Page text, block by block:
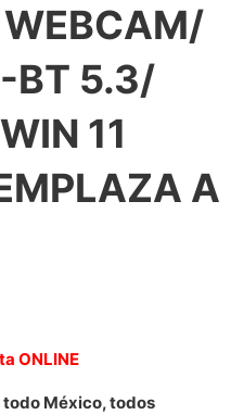
BT 5.3/
11
A
ONLINE
todo México, todos